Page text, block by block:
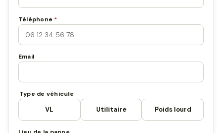
Téléphone *
Email
Type de véhicule
VL Utilitaire Poids lourd